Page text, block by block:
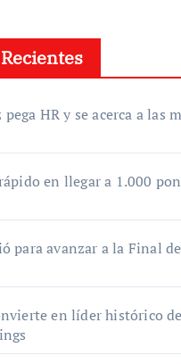
HR y se acerca a las
en llegar a 1.000
para avanzar a la Final
en líder histórico